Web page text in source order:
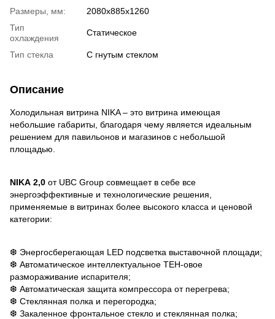
Размеры, мм:
2080x885x1260
Тип
охлаждения
Статическое
Тип стекла C гнутым стеклом
Описание
Холодильная витрина NIKA – это витрина имеющая
небольшие габариты, благодаря чему является идеальным
решением для павильонов и магазинов с небольшой
площадью.
NIKA 2,0 от UBC Group совмещает в себе все
энергоэффективные и технологические решения,
применяемые в витринах более высокого класса и ценовой
категории:
❆ Энергосберегающая LED подсветка выставочной площади;
❆ Автоматическое интеллектуальное ТЕН-овое
размораживание испарителя;
❆ Автоматическая защита компрессора от перегрева;
❆ Стеклянная полка и перегородка;
❆ Закаленное фронтальное стекло и стеклянная полка;